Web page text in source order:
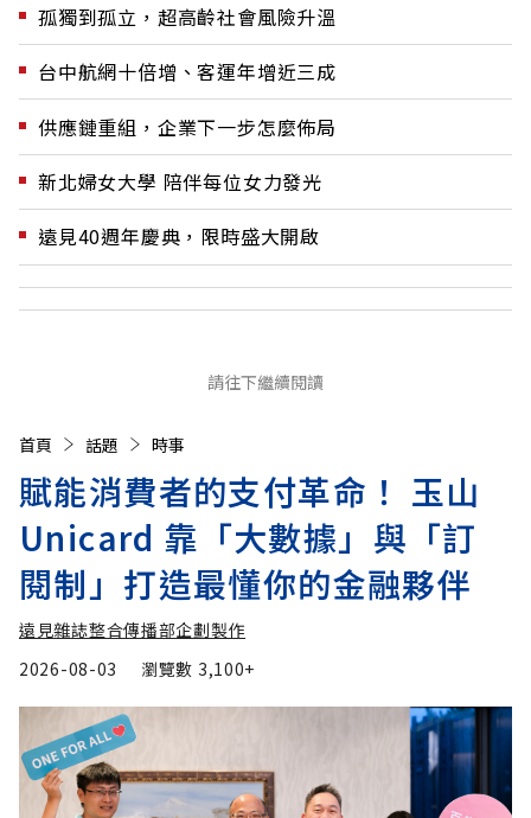
孤獨到孤立，超高齡社會風險升溫
台中航網十倍增、客運年增近三成
供應鏈重組，企業下一步怎麼佈局
新北婦女大學 陪伴每位女力發光
遠見40週年慶典，限時盛大開啟
請往下繼續閱讀
首頁 話題 時事
賦能消費者的支付革命！ 玉山
Unicard 靠「大數據」與「訂
閱制」打造最懂你的金融夥伴
遠見雜誌整合傳播部企劃製作
2026-08-03
瀏覽數 3,100+